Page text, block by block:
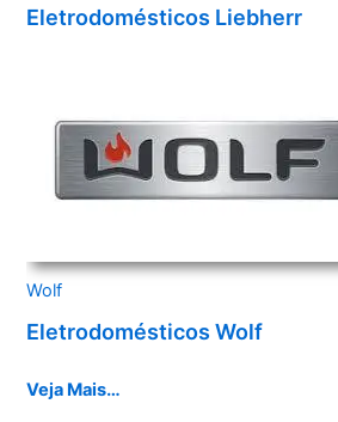
Eletrodomésticos Liebherr
Wolf
Eletrodomésticos Wolf
Veja Mais…